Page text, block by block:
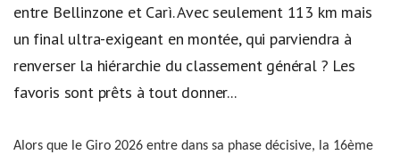
entre Bellinzone et Carì. Avec seulement 113 km mais
un final ultra-exigeant en montée, qui parviendra à
renverser la hiérarchie du classement général ? Les
favoris sont prêts à tout donner...
Alors que le Giro 2026 entre dans sa phase décisive, la 16ème